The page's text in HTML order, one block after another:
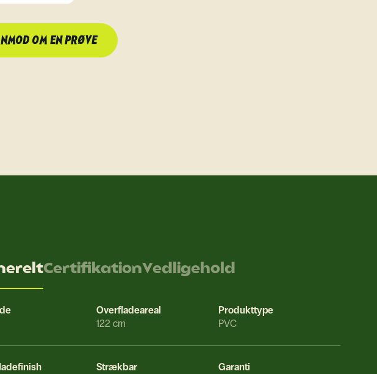
OM EN PRØVE
CertifikationVedligehold
Overfladeareal
122 cm
Produkttype
PVC
Strækbar
Garanti